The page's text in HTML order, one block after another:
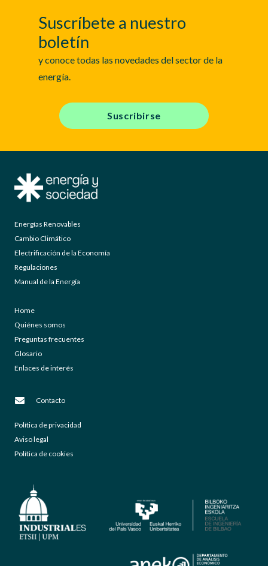
Suscríbete a nuestro
boletín
y conoce todas las novedades del sector de la
energía.
Suscribirse
Energías Renovables
Cambio Climático
Electrificación de la Economía
Regulaciones
Manual de la Energía
Home
Quiénes somos
Preguntas frecuentes
Glosario
Enlaces de interés
Contacto
Política de privacidad
Aviso legal
Política de cookies